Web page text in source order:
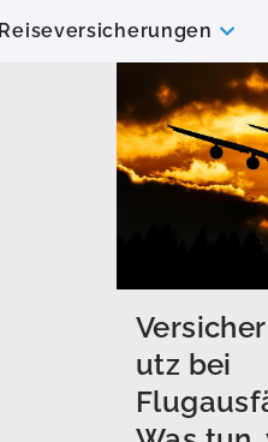
Reiseversicherungen
utz bei